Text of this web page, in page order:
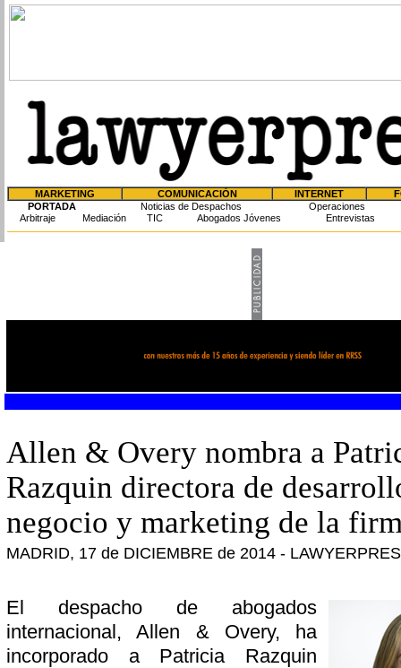
MARKETING COMUNICACIÓN INTERNET
PORTADA
Noticias de Despachos
Operaciones
Arbitraje
Mediación TIC Abogados Jóvenes Entrevistas
Allen & Overy nombra a
Razquin directora de
negocio y marketing de la
MADRID, 17 de DICIEMBRE de 2014 -
El despacho de abogados
internacional, Allen & Overy, ha
incorporado a Patricia Razquin